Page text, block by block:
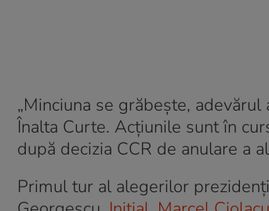
„Minciuna se grăbește,
Înalta Curte. Acțiunile sunt în
după decizia CCR de anulare a
Primul tur al alegerilor